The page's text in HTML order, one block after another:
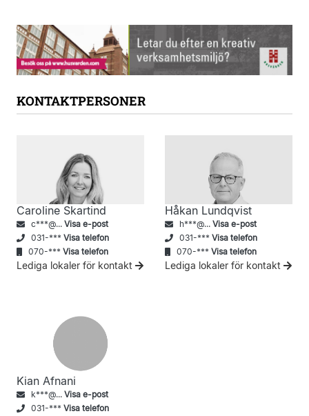
KONTAKTPERSONER
Caroline Skartind
c***@... Visa e-post
031-*** Visa telefon
070-*** Visa telefon
Lediga lokaler för kontakt
Håkan Lundqvist
h***@... Visa e-post
031-*** Visa telefon
070-*** Visa telefon
Lediga lokaler för kontakt
Kian Afnani
k***@... Visa e-post
031-*** Visa telefon